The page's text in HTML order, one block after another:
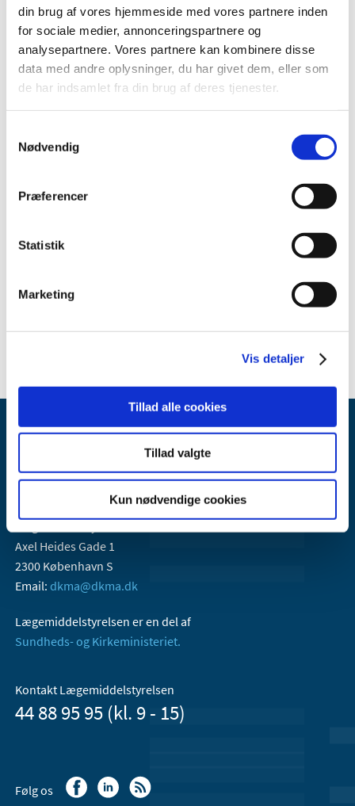
din brug af vores hjemmeside med vores partnere inden
for sociale medier, annonceringspartnere og
analysepartnere. Vores partnere kan kombinere disse
data med andre oplysninger, du har givet dem, eller som
de har indsamlet fra din brug af deres tjenester.
Nødvendig
Præferencer
Statistik
Marketing
Vis detaljer
Tillad alle cookies
Tillad valgte
Kun nødvendige cookies
december (2)
november (1)
oktober (4)
september (2)
august (1)
juli (2)
februar (1)
2024 (17)
2022 (16)
2019 (45)
2018 (45)
Axel Heides Gade 1
2300 København S
Email: dkma@dkma.dk
Lægemiddelstyrelsen er en del af
Sundheds- og Kirkeministeriet.
Kontakt Lægemiddelstyrelsen
44 88 95 95 (kl. 9 - 15)
Følg os